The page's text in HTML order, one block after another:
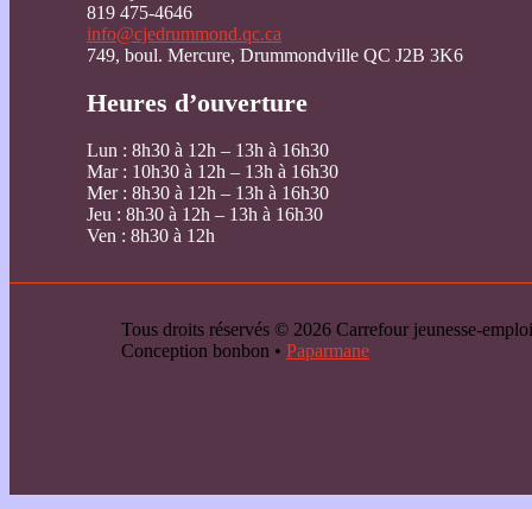
819 475-4646
info@cjedrummond.qc.ca
749, boul. Mercure, Drummondville QC J2B 3K6
Heures d’ouverture
Lun : 8h30 à 12h – 13h à 16h30
Mar : 10h30 à 12h – 13h à 16h30
Mer : 8h30 à 12h – 13h à 16h30
Jeu : 8h30 à 12h – 13h à 16h30
Ven : 8h30 à 12h
Tous droits réservés © 2026 Carrefour jeunesse-
Conception bonbon • Paparmane